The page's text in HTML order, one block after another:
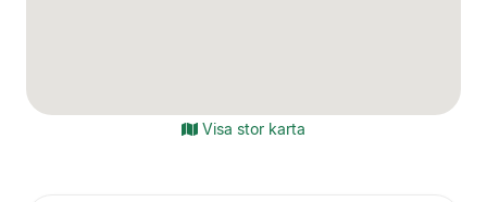
Visa stor karta